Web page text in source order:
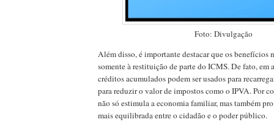
Foto: Divulgação
Além disso, é importante destacar que os benefícios
somente à restituição de parte do ICMS. De fato, em
créditos acumulados podem ser usados para
para reduzir o valor de impostos como o IPVA. Por
não só estimula a economia familiar, mas também
mais equilibrada entre o cidadão e o poder público.